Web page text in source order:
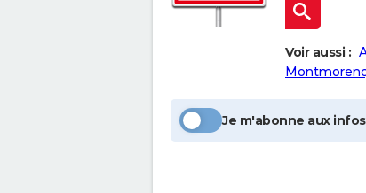
Voir aussi :
Je m'abonne aux